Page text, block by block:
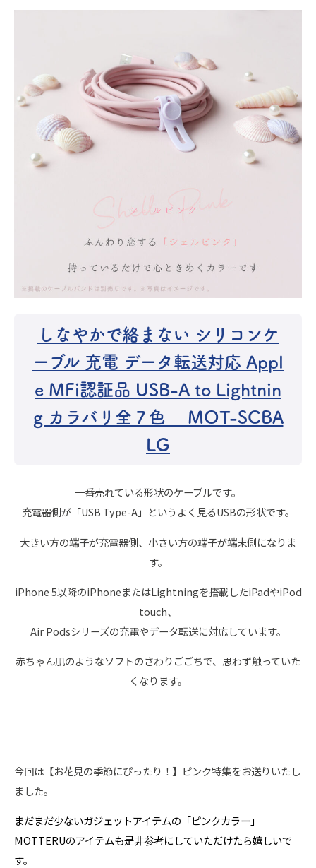
しなやかで絡まない シリコンケ
ーブル 充電 データ転送対応 Appl
e MFi認証品 USB-A to Lightnin
g カラバリ全７色 MOT-SCBA
LG
一番売れている形状のケーブルです。
充電器側が「USB Type-A」というよく見るUSBの形状です。
大きい方の端子が充電器側、小さい方の端子が端末側になりま
す。
iPhone 5以降のiPhoneまたはLightningを搭載したiPadやiPod
touch、
Air Podsシリーズの充電やデータ転送に対応しています。
赤ちゃん肌のようなソフトのさわりごごちで、思わず触っていた
くなります。
今回は【お花見の季節にぴったり！】ピンク特集をお送りいたし
ました。
まだまだ少ないガジェットアイテムの「ピンクカラー」
MOTTERUのアイテムも是非参考にしていただけたら嬉しいで
す。